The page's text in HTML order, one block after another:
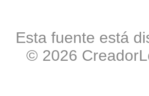
Esta fuente está
© 2026